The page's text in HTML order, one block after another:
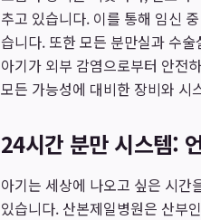
추고 있습니다. 이를 통해 임신
습니다. 또한 모든 분만실과 수
아기가 외부 감염으로부터 안전
모든 가능성에 대비한 장비와 시
24시간 분만 시스템:
아기는 세상에 나오고 싶은 시간
있습니다. 산본제일병원은 산부